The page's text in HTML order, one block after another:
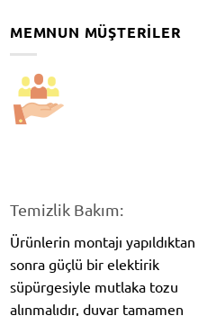
MEMNUN MÜŞTERILER
Temizlik Bakım:
Ürünlerin montajı yapıldıktan
sonra güçlü bir elektirik
süpürgesiyle mutlaka tozu
alınmalıdır, duvar tamamen